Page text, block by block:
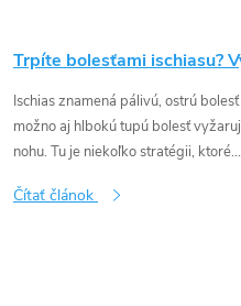
Trpíte bolesťami ischiasu?
Ischias znamená pálivú, ostrú
možno aj hlbokú tupú bolesť
nohu. Tu je niekoľko stratégii, ktoré...
Čítať článok